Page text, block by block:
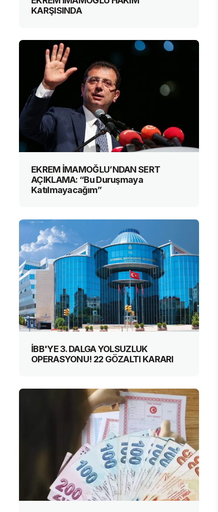
KARŞISINDA
EKREM İMAMOĞLU’NDAN SERT
AÇIKLAMA: “Bu Duruşmaya
Katılmayacağım”
İBB'YE 3. DALGA YOLSUZLUK
OPERASYONU! 22 GÖZALTI KARARI